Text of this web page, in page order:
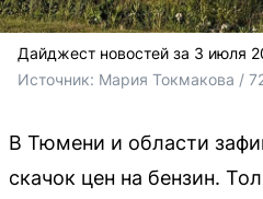
Дайджест новостей за 3 июля
Источник: Мария Токмакова /
В Тюмени и области
скачок цен на бензин.